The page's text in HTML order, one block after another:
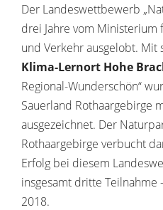
Der Landeswettbewerb
drei Jahre vom
und Verkehr ausgelobt. Mit
Klima-Lernort Hohe
Regional-Wunderschön“
Sauerland Rothaargebirge
ausgezeichnet. Der
Rothaargebirge verbucht
Erfolg bei diesem
insgesamt dritte Teilnahme
2018.